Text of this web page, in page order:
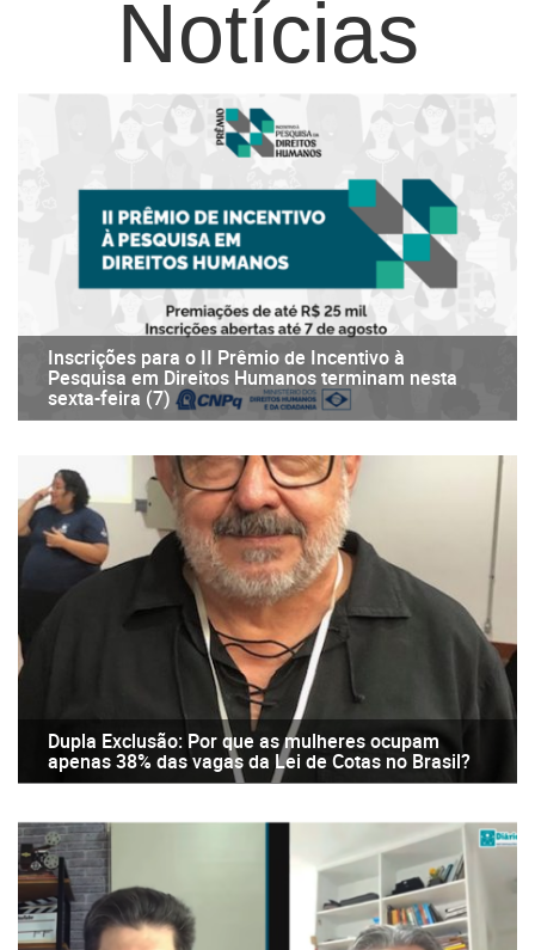
Notícias
Inscrições para o II Prêmio de Incentivo à
Pesquisa em Direitos Humanos terminam nesta
sexta-feira (7)
Dupla Exclusão: Por que as mulheres ocupam
apenas 38% das vagas da Lei de Cotas no Brasil?